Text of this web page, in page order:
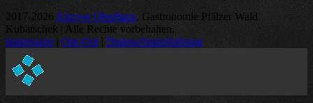
2017-2026 Alzeyer Oberhaus, Gastronomie Pfälzer Wald
Kubatschek | Alle Rechte vorbehalten.
Impressum
Opt-Out Datenschutzerklärung